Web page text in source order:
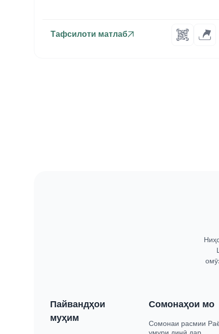
Тафсилоти матлаб
Пайвандҳои
муҳим
Сомонаҳои мо
Сомонаи расмии